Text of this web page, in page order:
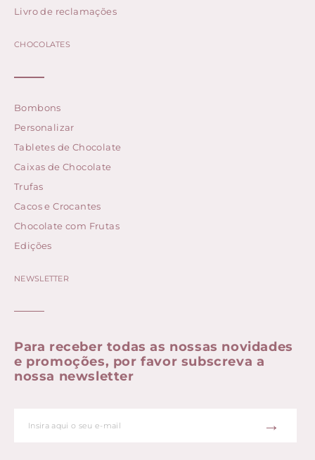
Livro de reclamações
CHOCOLATES
Bombons
Personalizar
Tabletes de Chocolate
Caixas de Chocolate
Trufas
Cacos e Crocantes
Chocolate com Frutas
Edições
NEWSLETTER
Para receber todas as nossas novidades
e promoções, por favor subscreva a
nossa newsletter
→